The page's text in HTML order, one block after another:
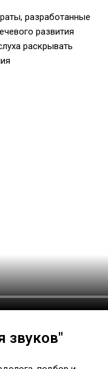
разработанные
развития
раскрывать
звуков"